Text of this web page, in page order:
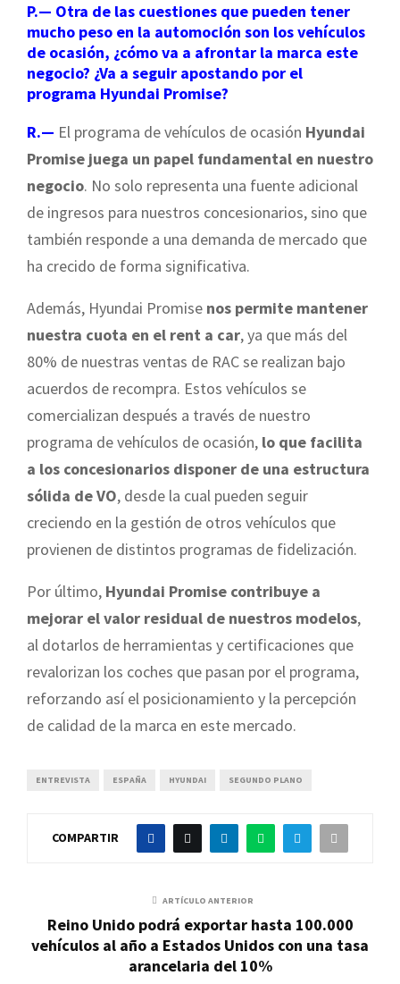
P.— Otra de las cuestiones que pueden tener
mucho peso en la automoción son los vehículos
de ocasión, ¿cómo va a afrontar la marca este
negocio? ¿Va a seguir apostando por el
programa Hyundai Promise?
R.— El programa de vehículos de ocasión Hyundai
Promise juega un papel fundamental en nuestro
negocio. No solo representa una fuente adicional
de ingresos para nuestros concesionarios, sino que
también responde a una demanda de mercado que
ha crecido de forma significativa.
Además, Hyundai Promise nos permite mantener
nuestra cuota en el rent a car, ya que más del
80% de nuestras ventas de RAC se realizan bajo
acuerdos de recompra. Estos vehículos se
comercializan después a través de nuestro
programa de vehículos de ocasión, lo que facilita
a los concesionarios disponer de una estructura
sólida de VO, desde la cual pueden seguir
creciendo en la gestión de otros vehículos que
provienen de distintos programas de fidelización.
Por último, Hyundai Promise contribuye a
mejorar el valor residual de nuestros modelos,
al dotarlos de herramientas y certificaciones que
revalorizan los coches que pasan por el programa,
reforzando así el posicionamiento y la percepción
de calidad de la marca en este mercado.
ENTREVISTA ESPAÑA HYUNDAI SEGUNDO PLANO
COMPARTIR
ARTÍCULO ANTERIOR
Reino Unido podrá exportar hasta 100.000
vehículos al año a Estados Unidos con una tasa
arancelaria del 10%